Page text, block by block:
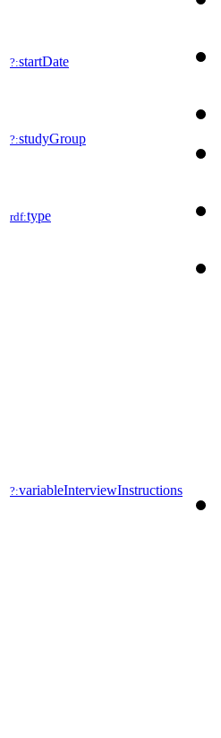
?:startDate
?:studyGroup
rdf:type
?:variableInterviewInstructions